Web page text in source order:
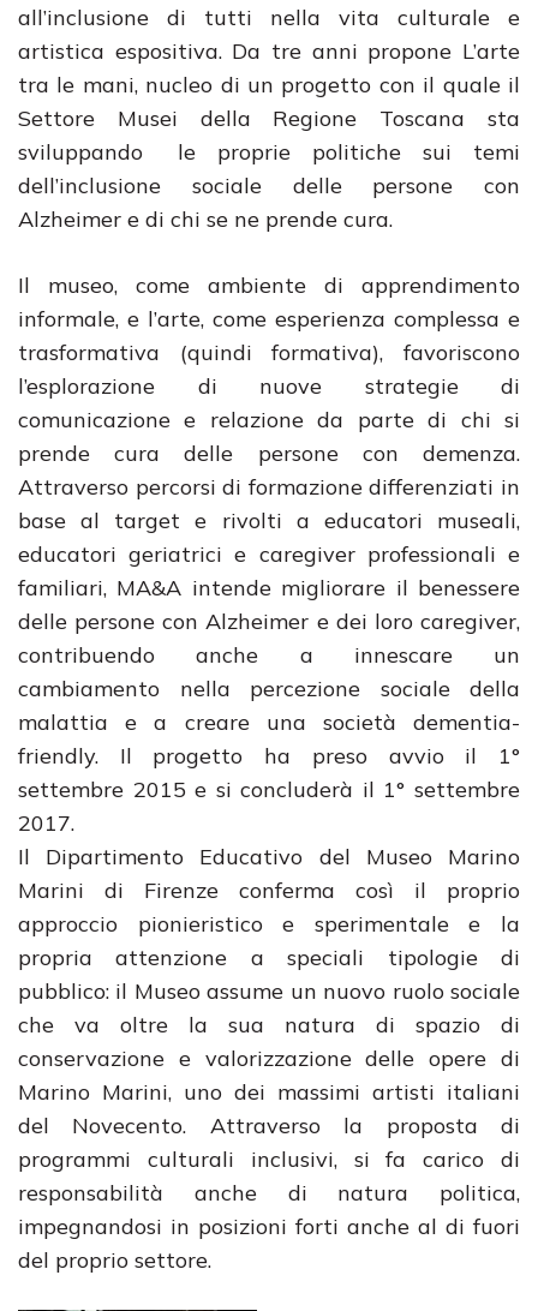
all’inclusione di tutti nella vita culturale e
artistica espositiva. Da tre anni propone L’arte
tra le mani, nucleo di un progetto con il quale il
Settore Musei della Regione Toscana sta
sviluppando le proprie politiche sui temi
dell’inclusione sociale delle persone con
Alzheimer e di chi se ne prende cura.
Il museo, come ambiente di apprendimento
informale, e l’arte, come esperienza complessa e
trasformativa (quindi formativa), favoriscono
l’esplorazione di nuove strategie di
comunicazione e relazione da parte di chi si
prende cura delle persone con demenza.
Attraverso percorsi di formazione differenziati in
base al target e rivolti a educatori museali,
educatori geriatrici e caregiver professionali e
familiari, MA&A intende migliorare il benessere
delle persone con Alzheimer e dei loro caregiver,
contribuendo anche a innescare un
cambiamento nella percezione sociale della
malattia e a creare una società dementia-
friendly. Il progetto ha preso avvio il 1°
settembre 2015 e si concluderà il 1° settembre
2017.
Il Dipartimento Educativo del Museo Marino
Marini di Firenze conferma così il proprio
approccio pionieristico e sperimentale e la
propria attenzione a speciali tipologie di
pubblico: il Museo assume un nuovo ruolo sociale
che va oltre la sua natura di spazio di
conservazione e valorizzazione delle opere di
Marino Marini, uno dei massimi artisti italiani
del Novecento. Attraverso la proposta di
programmi culturali inclusivi, si fa carico di
responsabilità anche di natura politica,
impegnandosi in posizioni forti anche al di fuori
del proprio settore.